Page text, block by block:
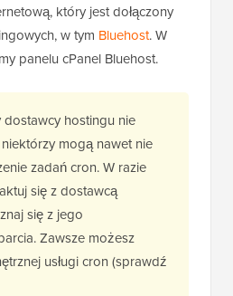
który jest dołączony
w tym Bluehost. W
panelu cPanel Bluehost.
dostawcy hostingu nie
mogą nawet nie
zadań cron. W razie
się z dostawcą
się z jego
Zawsze możesz
usługi cron (sprawdź